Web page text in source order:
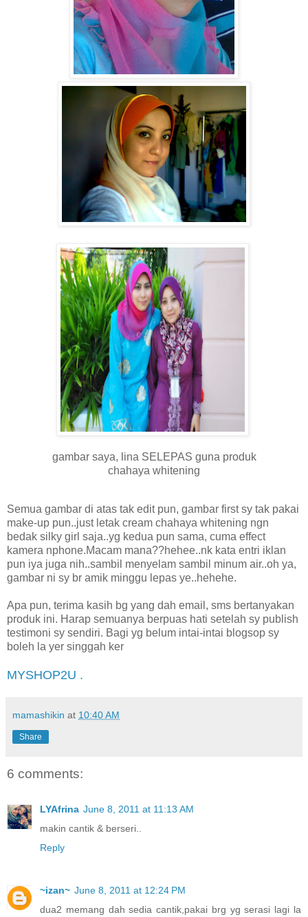
gambar saya, lina SELEPAS guna produk
chahaya whitening
Semua gambar di atas tak edit pun, gambar first sy tak pakai
make-up pun..just letak cream chahaya whitening ngn
bedak silky girl saja..yg kedua pun sama, cuma effect
kamera nphone.Macam mana??hehee..nk kata entri iklan
pun iya juga nih..sambil menyelam sambil minum air..oh ya,
gambar ni sy br amik minggu lepas ye..hehehe.
Apa pun, terima kasih bg yang dah email, sms bertanyakan
produk ini. Harap semuanya berpuas hati setelah sy publish
testimoni sy sendiri. Bagi yg belum intai-intai blogsop sy
boleh la yer singgah ker
MYSHOP2U .
mamashikin at 10:40 AM
Share
6 comments:
LYAfrina June 8, 2011 at 11:13 AM
makin cantik & berseri..
Reply
~izan~ June 8, 2011 at 12:24 PM
dua2 memang dah sedia cantik,pakai brg yg serasi lagi la